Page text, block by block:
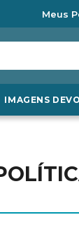
Meus
IMAGENS